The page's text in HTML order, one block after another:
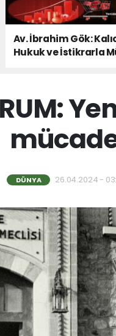
Av. İbrahim Gök:
Hukuk ve İstikrarla
DÜNYA 26.04.2024 -